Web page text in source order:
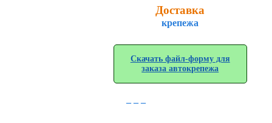
Доставка
крепежа
Скачать файл-форму для
заказа автокрепежа